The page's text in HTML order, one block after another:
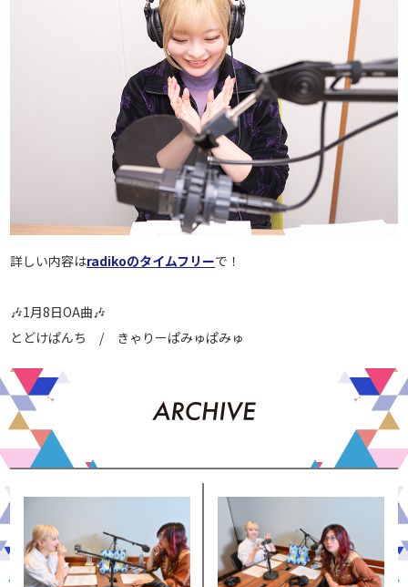
詳しい内容はradikoのタイムフリーで！
🎶1月8日OA曲🎶
とどけぱんち / きゃりーぱみゅぱみゅ